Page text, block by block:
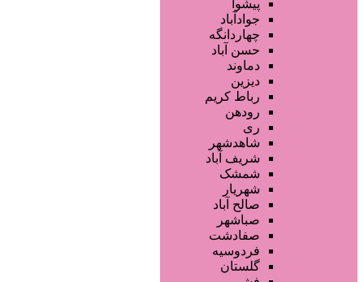
فروشگاه ها
محصولات آرایشی
تجهیزات سالن زیبایی
محصولات پوست
محصولات مو
سایر خدمات
پیشوا
جوادآباد
چهاردانگه
حسن آباد
دماوند
دیزین
رباط کریم
رودهن
ری
شاهدشهر
شریف آباد
شمشک
شهریار
صالح آباد
صباشهر
صفادشت
فردوسیه
گلستان